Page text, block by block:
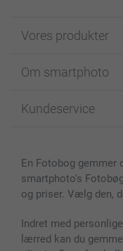
Vores produkter
Fotokort
Fotobøger
Cover til mobil &
MyNameBook
Fotorammer &
Alle fotoprodukter
Om smartphoto
For affiliate
Sitemap
Betingelser og
Kundeservice
smartbonus
Priser & betaling
En Fotobog gemmer
smartphoto's
og priser. Vælg den,
Indret med
lærred kan du